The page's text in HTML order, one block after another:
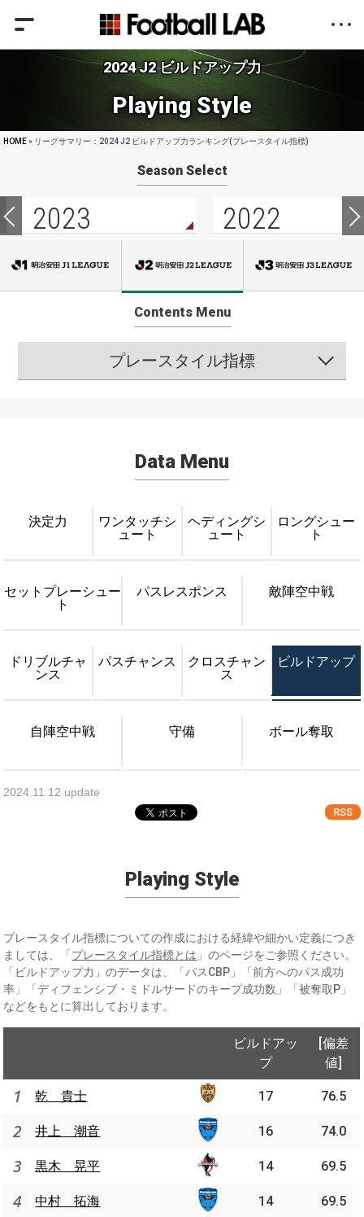
2024 J2 ビルドアップ力
Playing Style
HOME» リーグサマリー：2024 J2 ビルドアップ力ランキング(プレースタイル指標)
Season Select
2023 2022
Contents Menu
プレースタイル指標
Data Menu
決定力
ワンタッチシ
ュート
ヘディングシ
ュート
ロングシュー
ト
セットプレーシュー
ト
パスレスポンス 敵陣空中戦
ドリブルチャ
ンス
パスチャンス
クロスチャン
ス
ビルドアップ
自陣空中戦 守備 ボール奪取
2024.11.12 update
RSS
Playing Style
プレースタイル指標についての作成における経緯や細かい定義につき
ましては、「 プレースタイル指標とは 」のページをご参照ください。
「ビルドアップ力」のデータは、「パスCBP」「前方へのパス成功
率」「ディフェンシブ・ミドルサードのキープ成功数」「被奪取P」
などをもとに算出しております。
ビルドアッ
プ
[偏差
値]
1 乾 貴士 17 76.5
2 井上 潮音 16 74.0
3 黒木 晃平 14 69.5
4 中村 拓海 14 69.5